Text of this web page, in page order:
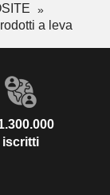
a leva
iscritti